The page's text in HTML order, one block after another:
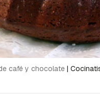
café y chocolate |